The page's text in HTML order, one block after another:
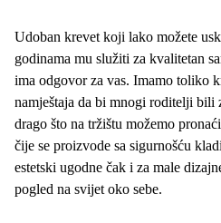
Udoban krevet koji lako možete
godinama mu služiti za kvalitetan
ima odgovor za vas. Imamo toliko
namještaja da bi mnogi roditelji bili
drago što na tržištu možemo
čije se proizvode sa sigurnošću
estetski ugodne čak i za male
pogled na svijet oko sebe.